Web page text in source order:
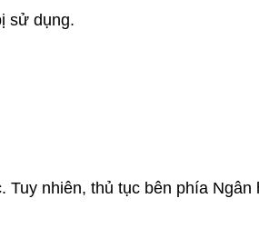
sử dụng.
nhiên, thủ tục bên phía Ngân